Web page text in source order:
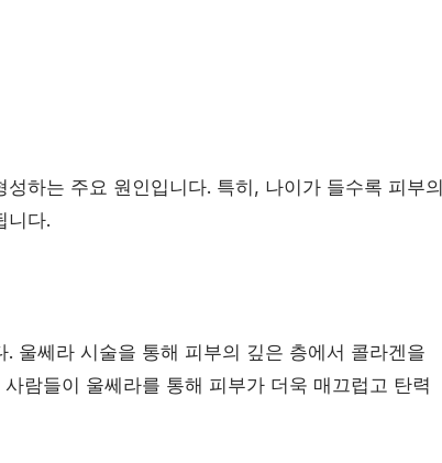
하는 주요 원인입니다. 특히, 나이가 들수록 피부의
니다.
울쎄라 시술을 통해 피부의 깊은 층에서 콜라겐을
람들이 울쎄라를 통해 피부가 더욱 매끄럽고 탄력